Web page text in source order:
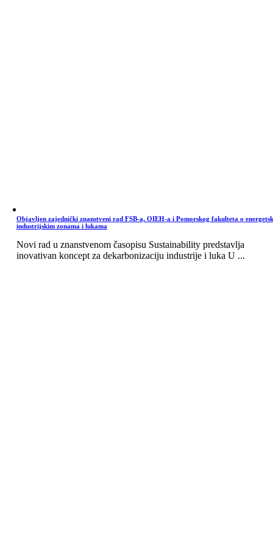
Objavljen zajednički znanstveni rad FSB-a, OIEH-a i Pomorskog fakulteta o
industrijskim zonama i lukama
Novi rad u znanstvenom časopisu Sustainability predstavlja
inovativan koncept za dekarbonizaciju industrije i luka U ...